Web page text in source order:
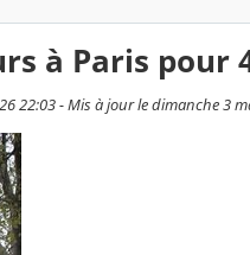
à Paris pour
22:03 - Mis à jour le dimanche 3